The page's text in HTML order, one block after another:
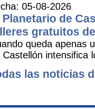
05-08-2026
Planetario de
gratuitos
queda apenas
Castellón intensifica
las noticias